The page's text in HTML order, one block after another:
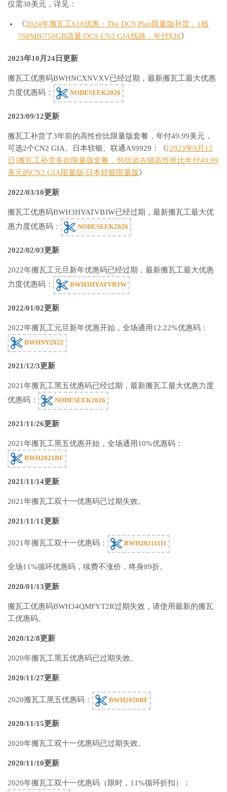
仅需38美元，详见：
《2024年搬瓦工618优惠：The DC9 Plan限量版补货，1核
768MB/750GB流量/DC9 CN2 GIA线路，年付$38》
2023年10月24日更新
搬瓦工优惠码BWHNCXNVXV已经过期，最新搬瓦工最大优惠
力度优惠码：
NODESEEK2026
2023/09/12更新
搬瓦工补货了3年前的高性价比限量版套餐，年付49.99美元，
可选2个CN2 GIA、日本软银、联通AS9929：《[2023年9月12
日]搬瓦工补货多款限量版套餐，包括远古级高性价比年付49.99
美元的CN2 GIA限量版/日本软银限量版》
2022/03/10更新
搬瓦工优惠码BWH3HYATVBJW已经过期，最新搬瓦工最大优
惠力度优惠码：
NODESEEK2026
2022/02/03更新
2022年搬瓦工元旦新年优惠码已经过期，最新搬瓦工最大优惠
力度优惠码：
BWH3HYATVBJW
2022/01/02更新
2022年搬瓦工元旦新年优惠开始，全场通用12.22%优惠码：
BWHNY2022
2021/12/3更新
2021年搬瓦工黑五优惠码已经过期，最新搬瓦工最大优惠力度
优惠码：
NODESEEK2026
2021/11/26更新
2021年搬瓦工黑五优惠开始，全场通用10%优惠码：
BWH2021BF
2021/11/14更新
2021年搬瓦工双十一优惠码已过期失效。
2021/11/11更新
2021年搬瓦工双十一优惠码： BWH20211111
全场11%循环优惠码，续费不涨价，终身89折。
2020/01/13更新
搬瓦工优惠码BWH34QMFYT2R过期失效，请使用最新的搬瓦
工优惠码。
2020/12/8更新
2020年搬瓦工黑五优惠码已过期失效。
2020/11/27更新
2020搬瓦工黑五优惠码： BWH2020BF
2020/11/15更新
2020年搬瓦工双十一优惠码已过期失效。
2020/11/10更新
2020年搬瓦工双十一优惠码（限时，11%循环折扣）：